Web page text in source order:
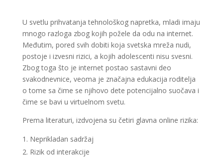
U svetlu prihvatanja tehnološkog napretka, mladi imaju
mnogo razloga zbog kojih požele da odu na internet.
Međutim, pored svih dobiti koja svetska mreža nudi,
postoje i izvesni rizici, a kojih adolescenti nisu svesni.
Zbog toga što je internet postao sastavni deo
svakodnevnice, veoma je značajna edukacija roditelja
o tome sa čime se njihovo dete potencijalno suočava i
čime se bavi u virtuelnom svetu.
Prema literaturi, izdvojena su četiri glavna online rizika:
Neprikladan sadržaj
Rizik od interakcije